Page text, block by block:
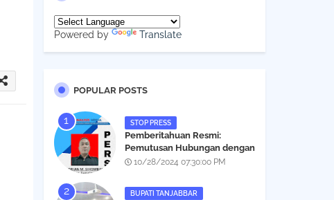
Powered by Translate
POPULAR POSTS
STOP PRESS
Pemberitahuan Resmi:
Pemutusan Hubungan dengan
Salah Satu Individu yang
Analisismedia.com
10/28/2024 07:30:00 PM
BUPATI TANJABBAR